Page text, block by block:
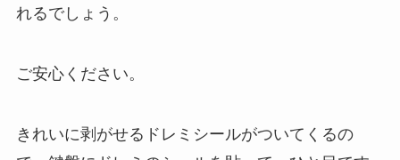
れるでしょう。
ご安心ください。
きれいに剥がせるドレミシールがついてくるの